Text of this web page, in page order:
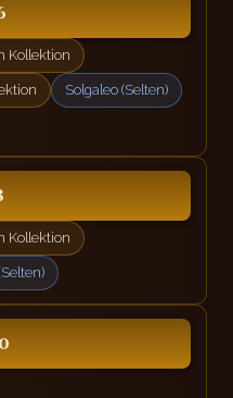
Kollektion
Solgaleo (Selten)
Kollektion